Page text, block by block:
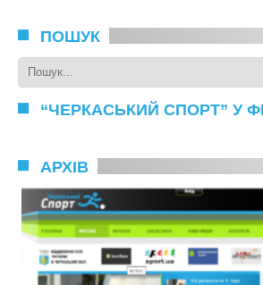
ПОШУК
“ЧЕРКАСЬКИЙ СПОРТ” У
АРХІВ